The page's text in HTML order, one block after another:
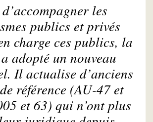
les
publics et privés
charge ces publics, la
adopté un nouveau
Il actualise d’anciens
référence (AU-47 et
et 63) qui n’ont plus